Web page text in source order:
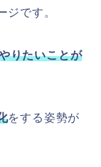
ジです。
りたいことが
をする姿勢が